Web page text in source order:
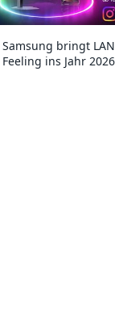
Samsung bringt
Feeling ins Jahr 2026